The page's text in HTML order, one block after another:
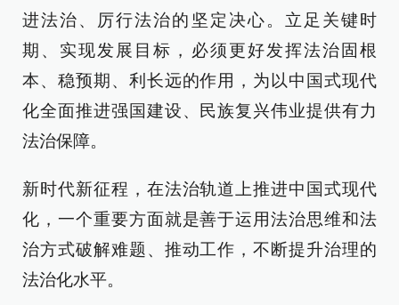
进法治、厉行法治的坚定决心。立足关键时
期、实现发展目标，必须更好发挥法治固根
本、稳预期、利长远的作用，为以中国式现代
化全面推进强国建设、民族复兴伟业提供有力
法治保障。
新时代新征程，在法治轨道上推进中国式现代
化，一个重要方面就是善于运用法治思维和法
治方式破解难题、推动工作，不断提升治理的
法治化水平。